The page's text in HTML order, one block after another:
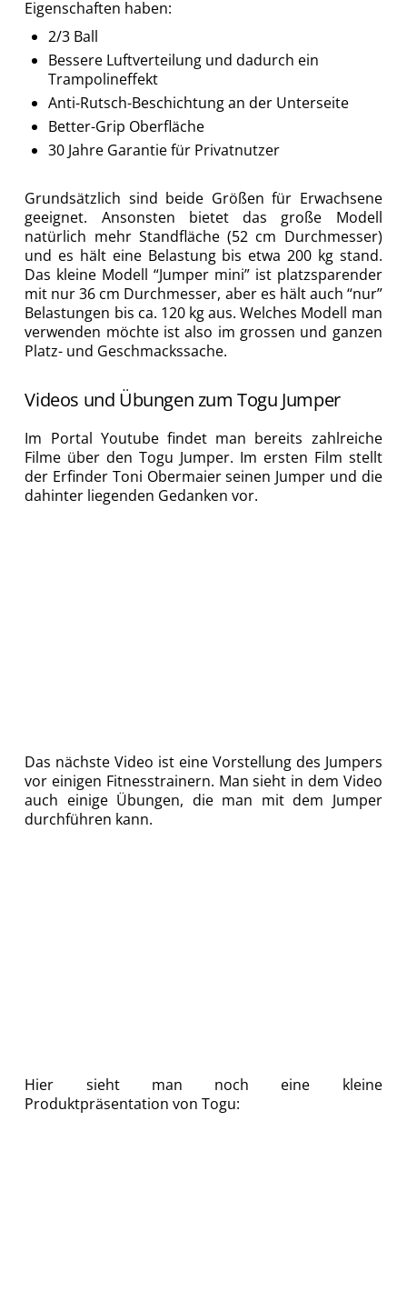
Eigenschaften haben:
2/3 Ball
Bessere Luftverteilung und dadurch ein
Trampolineffekt
Anti-Rutsch-Beschichtung an der Unterseite
Better-Grip Oberfläche
30 Jahre Garantie für Privatnutzer
Grundsätzlich sind beide Größen für Erwachsene
geeignet. Ansonsten bietet das große Modell
natürlich mehr Standfläche (52 cm Durchmesser)
und es hält eine Belastung bis etwa 200 kg stand.
Das kleine Modell “Jumper mini” ist platzsparender
mit nur 36 cm Durchmesser, aber es hält auch “nur”
Belastungen bis ca. 120 kg aus. Welches Modell man
verwenden möchte ist also im grossen und ganzen
Platz- und Geschmackssache.
Videos und Übungen zum Togu Jumper
Im Portal Youtube findet man bereits zahlreiche
Filme über den Togu Jumper. Im ersten Film stellt
der Erfinder Toni Obermaier seinen Jumper und die
dahinter liegenden Gedanken vor.
Das nächste Video ist eine Vorstellung des Jumpers
vor einigen Fitnesstrainern. Man sieht in dem Video
auch einige Übungen, die man mit dem Jumper
durchführen kann.
Hier sieht man noch eine kleine
Produktpräsentation von Togu: